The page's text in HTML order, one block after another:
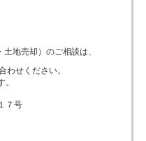
秘密に
地売却）のご相談は、
わせください。
７号